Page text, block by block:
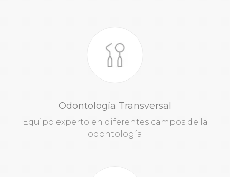
Odontología Transversal
Equipo experto en diferentes campos de la
odontología